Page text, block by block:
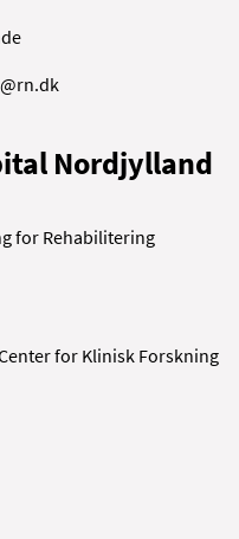
Nordjylland
for Rehabilitering
for Klinisk Forskning